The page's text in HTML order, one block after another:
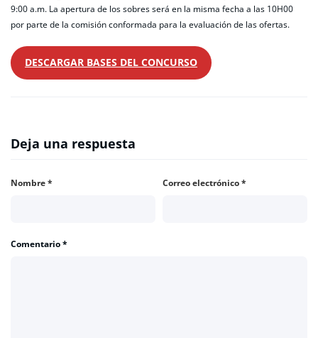
9:00 a.m. La apertura de los sobres será en la misma fecha a las 10H00
por parte de la comisión conformada para la evaluación de las ofertas.
DESCARGAR BASES DEL CONCURSO
Deja una respuesta
Nombre* Correo electrónico*
Comentario*